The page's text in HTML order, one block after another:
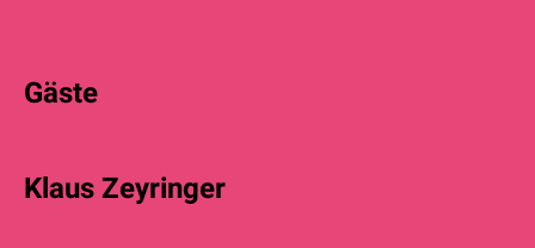
Gäste
Klaus Zeyringer